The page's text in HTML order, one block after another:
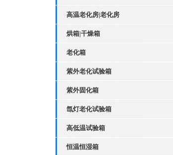
高温老化房|老化房
烘箱|干燥箱
老化箱
紫外老化试验箱
紫外固化箱
氙灯老化试验箱
高低温试验箱
恒温恒湿箱